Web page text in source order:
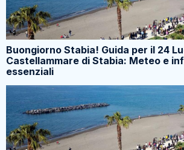
Buongiorno Stabia! Guida per il 24
Castellammare di Stabia: Meteo e
essenziali